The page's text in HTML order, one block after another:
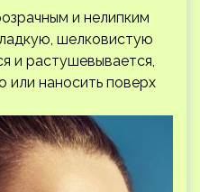
и нелипким
шелковистую
и растушевывается,
или наносить поверх